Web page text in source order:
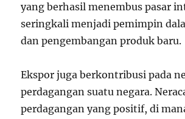
yang berhasil menembus pasar
seringkali menjadi pemimpin
dan pengembangan produk baru.
Ekspor juga berkontribusi pada
perdagangan suatu negara.
perdagangan yang positif, di